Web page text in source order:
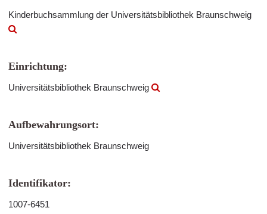
Kinderbuchsammlung der Universitätsbibliothek Braunschweig
Einrichtung:
Universitätsbibliothek Braunschweig
Aufbewahrungsort:
Universitätsbibliothek Braunschweig
Identifikator:
1007-6451